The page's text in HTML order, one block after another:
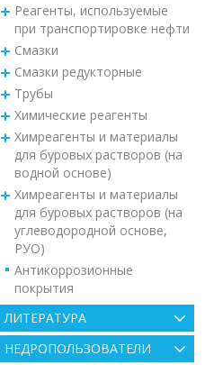
Реагенты, используемые
при транспортировке нефти
Смазки
Смазки редукторные
Трубы
Химические реагенты
Химреагенты и материалы
для буровых растворов (на
водной основе)
Химреагенты и материалы
для буровых растворов (на
углеводородной основе,
РУО)
Антикоррозионные
покрытия
ЛИТЕРАТУРА
НЕДРОПОЛЬЗОВАТЕЛИ